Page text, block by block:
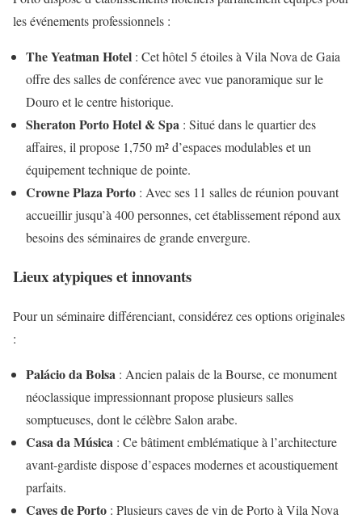
les événements professionnels :
The Yeatman Hotel : Cet hôtel 5 étoiles à Vila Nova de Gaia
offre des salles de conférence avec vue panoramique sur le
Douro et le centre historique.
Sheraton Porto Hotel & Spa : Situé dans le quartier des
affaires, il propose 1,750 m² d’espaces modulables et un
équipement technique de pointe.
Crowne Plaza Porto : Avec ses 11 salles de réunion pouvant
accueillir jusqu’à 400 personnes, cet établissement répond aux
besoins des séminaires de grande envergure.
Lieux atypiques et innovants
Pour un séminaire différenciant, considérez ces options originales
:
Palácio da Bolsa : Ancien palais de la Bourse, ce monument
néoclassique impressionnant propose plusieurs salles
somptueuses, dont le célèbre Salon arabe.
Casa da Música : Ce bâtiment emblématique à l’architecture
avant-gardiste dispose d’espaces modernes et acoustiquement
parfaits.
Caves de Porto : Plusieurs caves de vin de Porto à Vila Nova